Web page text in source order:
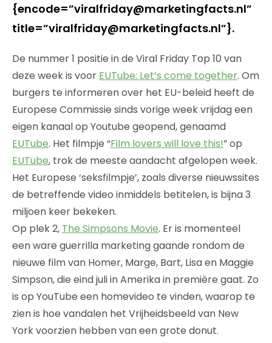
{encode=”viralfriday@marketingfacts.nl”
title=”viralfriday@marketingfacts.nl”}.
De nummer 1 positie in de Viral Friday Top 10 van
deze week is voor EUTube: Let’s come together. Om
burgers te informeren over het EU-beleid heeft de
Europese Commissie sinds vorige week vrijdag een
eigen kanaal op Youtube geopend, genaamd
EUTube. Het filmpje “Film lovers will love this!” op
EUTube, trok de meeste aandacht afgelopen week.
Het Europese ‘seksfilmpje’, zoals diverse nieuwssites
de betreffende video inmiddels betitelen, is bijna 3
miljoen keer bekeken.
Op plek 2, The Simpsons Movie. Er is momenteel
een ware guerrilla marketing gaande rondom de
nieuwe film van Homer, Marge, Bart, Lisa en Maggie
Simpson, die eind juli in Amerika in première gaat. Zo
is op YouTube een homevideo te vinden, waarop te
zien is hoe vandalen het Vrijheidsbeeld van New
York voorzien hebben van een grote donut.